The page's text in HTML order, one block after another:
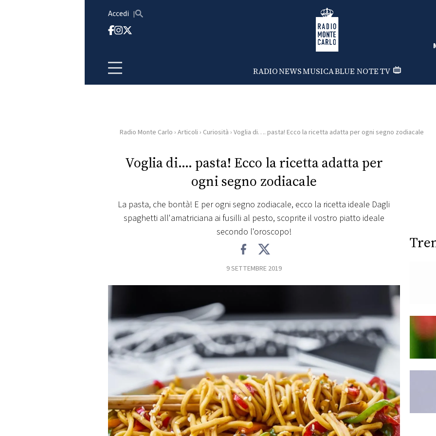
Accedi Radio Monte Carlo
RADIONEWSMUSICABLUE NOTETV
HOME
RADIO
RADIO
FOTO
CONCORSI
EVENTI
VIDEO
TV
PRINCIPATO
Radio Monte Carlo › Articoli › Curiosità › Voglia di…. pasta! Ecco la ricetta adatta per ogni segno zodiacale
Voglia di…. pasta! Ecco la ricetta adatta per
ogni segno zodiacale
La pasta, che bontà! E per ogni segno zodiacale, ecco la ricetta ideale Dagli
spaghetti all'amatriciana ai fusilli al pesto, scoprite il vostro piatto ideale
secondo l'oroscopo!
9 SETTEMBRE 2019